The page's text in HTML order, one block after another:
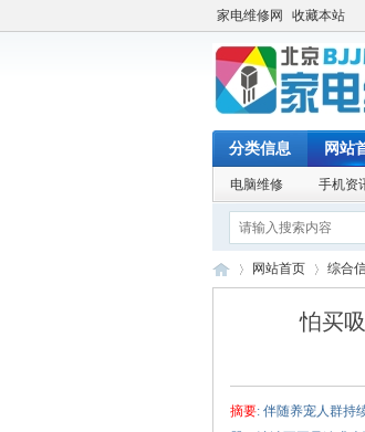
家电维修网 收藏本站
分类信息 网站
电脑维修 手机资
网站首页 综合
怕买
摘要: 伴随养宠人群持